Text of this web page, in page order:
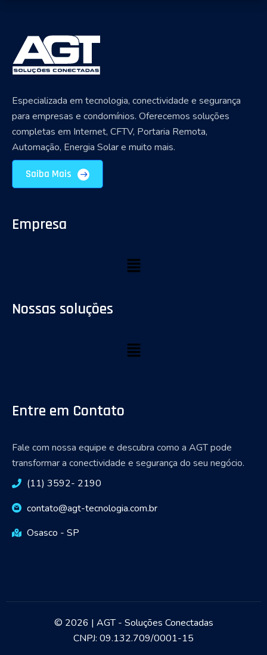
Especializada em tecnologia, conectividade e segurança
para empresas e condomínios. Oferecemos soluções
completas em Internet, CFTV, Portaria Remota,
Automação, Energia Solar e muito mais.
Saiba Mais
Empresa
Nossas soluções
Entre em Contato
Fale com nossa equipe e descubra como a AGT pode
transformar a conectividade e segurança do seu negócio.
(11) 3592- 2190
contato@agt-tecnologia.com.br
Osasco - SP
© 2026 | AGT - Soluções Conectadas
CNPJ: 09.132.709/0001-15